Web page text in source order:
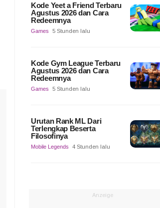
Kode Yeet a Friend Terbaru
Agustus 2026 dan Cara
Redeemnya
Games 5 Stunden lalu
Kode Gym League Terbaru
Agustus 2026 dan Cara
Redeemnya
Games 5 Stunden lalu
Urutan Rank ML Dari
Terlengkap Beserta
Filosofinya
Mobile Legends 4 Stunden lalu
Anzeige